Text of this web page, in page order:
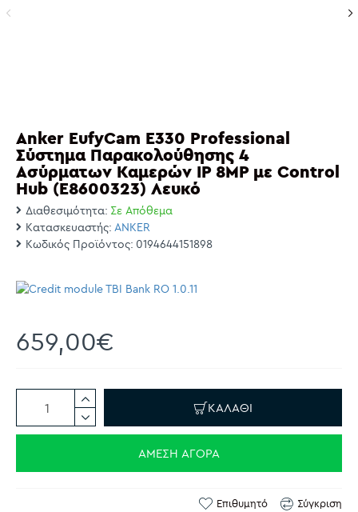
Anker EufyCam E330 Professional
Σύστημα Παρακολούθησης 4
Ασύρματων Καμερών IP 8MP με Control
Hub (E8600323) Λευκό
Διαθεσιμότητα: Σε Απόθεμα
Κατασκευαστής: ANKER
Κωδικός Προϊόντος: 0194644151898
659,00€
ΚΑΛΆΘΙ
ΆΜΕΣΗ ΑΓΟΡΆ
Επιθυμητό Σύγκριση